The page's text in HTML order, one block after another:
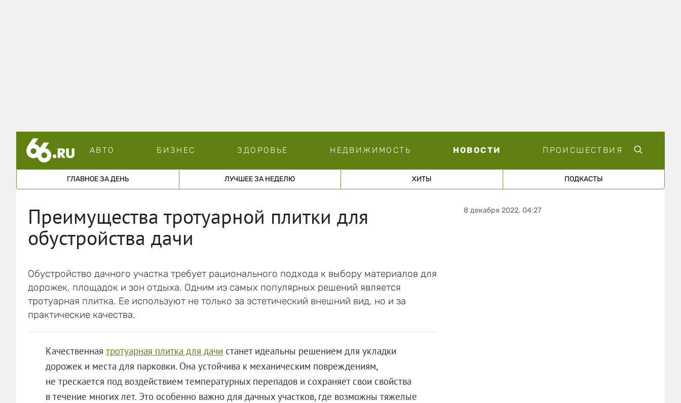
АВТО БИЗНЕС ЗДОРОВЬЕ НЕДВИЖИМОСТЬ НОВОСТИ ПРОИСШЕСТВИЯ
ГЛАВНОЕ ЗА ДЕНЬ ЛУЧШЕЕ ЗА НЕДЕЛЮ ХИТЫ ПОДКАСТЫ
Преимущества тротуарной плитки для
обустройства дачи
Обустройство дачного участка требует рационального подхода к выбору материалов для
дорожек, площадок и зон отдыха. Одним из самых популярных решений является
тротуарная плитка. Ее используют не только за эстетический внешний вид, но и за
практические качества.
Качественная тротуарная плитка для дачи станет идеальны решением для укладки
дорожек и места для парковки. Она устойчива к механическим повреждениям,
не трескается под воздействием температурных перепадов и сохраняет свои свойства
в течение многих лет. Это особенно важно для дачных участков, где возможны тяжелые
8 декабря 2022, 04:27